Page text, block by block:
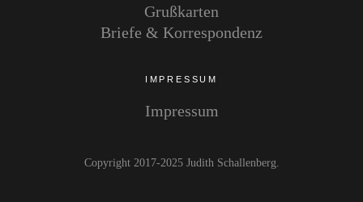
Grußkarten
Briefe & Korrespondenz
IMPRESSUM
Impressum
Copyright 2017-2025 Judith Schallenberg